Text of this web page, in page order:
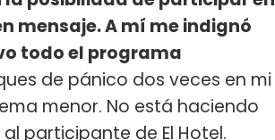
mensaje. A mí me indignó
todo el programa
de pánico dos veces en mi
menor. No está haciendo
participante de El Hotel.